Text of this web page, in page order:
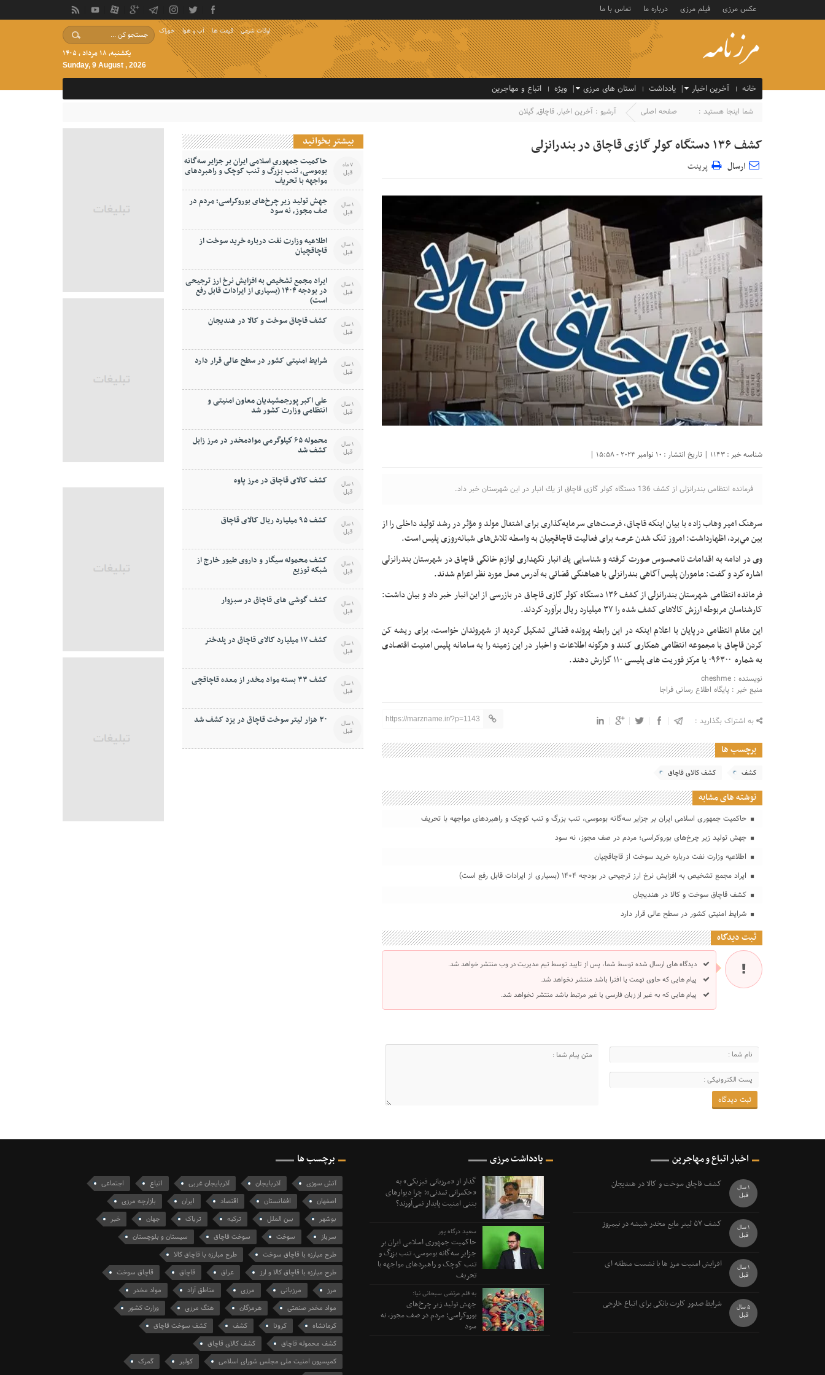
عکس مرزی فیلم مرزی درباره ما تماس با ما
خوراک آب و هوا قیمت ها اوقات شرعی
یکشنبه, ۱۸ مرداد , ۱۴۰۵
Sunday, 9 August , 2026
خانه آخرین اخبار یادداشت استان های مرزی ویژه اتباع و مهاجرین
شما اینجا هستید : صفحه اصلی آرشیو : آخرین اخبار, قاچاق, گیلان
کشف ۱۳۶ دستگاه کولر گازی قاچاق در بندرانزلی
ارسال پرینت
شناسه خبر : 1143 | تاریخ انتشار : 10 نوامبر 2024 - 15:58 |
فرمانده انتظامی بندرانزلی از کشف 136 دستگاه کولر گازی قاچاق از يك انبار در اين شهرستان خبر داد.
سرهنگ امير وهاب زاده با بيان اينكه قاچاق، فرصت‌های سرمايه‌گذاری برای اشتغال مولد و مؤثر در رشد توليد داخلی را از
بين مي‌برد، اظهارداشت: امروز تنگ شدن عرصه برای فعاليت قاچاقچيان به واسطه تلاش‌های شبانه‌روزی پليس است.
وی در ادامه به اقدامات نامحسوس صورت گرفته و شناسايی يك انبار نگهداری لوازم خانگی قاچاق در شهرستان بندرانزلی
اشاره كرد و گفت: ماموران پليس آگاهی بندرانزلی با هماهنگی قضائی به آدرس محل مورد نظر اعزام شدند.
فرمانده انتظامی شهرستان بندرانزلی از كشف ۱۳۶ دستگاه کولر گازی قاچاق در بازرسی از اين انبار خبر داد و بيان داشت:
کارشناسان مربوطه ارزش کالاهای کشف شده را ۳۷ ميليارد ريال برآورد كردند.
اين مقام انتظامی درپايان با اعلام اينکه در اين رابطه پرونده قضائی تشکيل گرديد از شهروندان خواست، برای ريشه کن
کردن قاچاق با مجموعه انتظامی همکاری کنند و هرگونه اطلاعات و اخبار در اين زمينه را به سامانه پليس امنيت اقتصادی
به شماره ۰۹۶۳۰۰ يا مرکز فوريت های پليسی ۱۱۰ گزارش دهند.
نویسنده : cheshme
منبع خبر : پایگاه اطلاع رسانی فراجا
به اشتراک بگذارید : https://marzname.ir/?p=1143
برچسب ها
کشف کشف کالای قاچاق
نوشته های مشابه
حاکمیت جمهوری اسلامی ایران بر جزایر سه‌گانه بوموسی، تنب بزرگ و‌ تنب کوچک و راهبردهای مواجهه با تحریف
جهش تولید زیر چرخ‌های بوروکراسی؛ مردم در صف مجوز، نه سود
اطلاعیه وزارت نفت درباره خرید سوخت از قاچاقچیان
ایراد مجمع تشخیص به افزایش نرخ ارز ترجیحی در بودجه ۱۴۰۴ (بسیاری از ایرادات قابل رفع است)
کشف قاچاق سوخت و کالا در هندیجان
شرایط امنیتی کشور در سطح عالی قرار دارد
ثبت دیدگاه
دیدگاه های ارسال شده توسط شما، پس از تایید توسط تیم مدیریت در وب منتشر خواهد شد.
پیام هایی که حاوی تهمت یا افترا باشد منتشر نخواهد شد.
پیام هایی که به غیر از زبان فارسی یا غیر مرتبط باشد منتشر نخواهد شد.
بیشتر بخوانید
حاکمیت جمهوری اسلامی ایران بر جزایر سه‌گانه
بوموسی، تنب بزرگ و‌ تنب کوچک و راهبردهای
مواجهه با تحریف
7 ماه
قبل
جهش تولید زیر چرخ‌های بوروکراسی؛ مردم در
صف مجوز، نه سود 1 سال
قبل
اطلاعیه وزارت نفت درباره خرید سوخت از
قاچاقچیان 1 سال
قبل
ایراد مجمع تشخیص به افزایش نرخ ارز ترجیحی
در بودجه ۱۴۰۴ (بسیاری از ایرادات قابل رفع
است)
1 سال
قبل
کشف قاچاق سوخت و کالا در هندیجان 1 سال
قبل
شرایط امنیتی کشور در سطح عالی قرار دارد 1 سال
قبل
علی اکبر پورجمشیدیان معاون امنیتی و
انتظامی وزارت کشور شد 1 سال
قبل
محموله ۶۵ كيلوگرمی موادمخدر در مرز زابل
کشف شد 1 سال
قبل
کشف کالای قاچاق در مرز پاوه 1 سال
قبل
کشف ۹۵ ميليارد ريال کالای قاچاق 1 سال
قبل
کشف محموله سيگار و داروی طيور خارج از
شبکه توزيع 1 سال
قبل
کشف گوشی های قاچاق در سبزوار 1 سال
قبل
کشف ۱۷ ميليارد کالای قاچاق در پلدختر 1 سال
قبل
کشف ۳۳ بسته مواد مخدر از معده قاچاقچی 1 سال
قبل
۳۰ هزار ليتر سوخت قاچاق در يزد کشف شد 1 سال
قبل
اخبار اتباع و مهاجرین
کشف قاچاق سوخت و کالا در هندیجان 1 سال
قبل
کشف ۵۷ ليتر مايع مخدر شيشه در نيمروز 1 سال
قبل
افزایش امنیت مرز ها با نشست منطقه ای 1 سال
قبل
شرایط صدور کارت بانکی برای اتباع خارجی 5 سال
قبل
یادداشت مرزی
گذار از «مرزبانی فیزیکی» به
«حکمرانی تمدنی»؛ چرا دیوارهای
بتنی امنیت پایدار نمی‌آورند؟
سعید درگاه پور
حاکمیت جمهوری اسلامی ایران بر
جزایر سه‌گانه بوموسی، تنب بزرگ و‌
تنب کوچک و راهبردهای مواجهه با
تحریف
به قلم مرتضی سبحانی نیا:
جهش تولید زیر چرخ‌های
بوروکراسی؛ مردم در صف مجوز، نه
سود
برچسب ها
آتش سوزی آذربایجان آذربایجان غربی اتباع
اجتماعی
اصفهان
افغانستان اقتصاد ایران
بازارچه مرزی
بوشهر
بین الملل ترکیه تریاک جهان
خبر
سرباز
سوخت سوخت قاچاق
سیستان و بلوچستان
طرح مبارزه با قاچاق سوخت
طرح مبارزه با قاچاق کالا
طرح مبارزه با قاچاق کالا و ارز
عراق قاچاق
قاچاق سوخت
مرز
مرزبانی مرزی مناطق آزاد
مواد مخدر
مواد مخدر صنعتی
هرمزگان هنگ مرزی
وزارت کشور
کرمانشاه
کرونا کشف
کشف سوخت قاچاق
کشف محموله قاچاق
کشف کالای قاچاق
کمیسیون امنیت ملی مجلس شورای اسلامی
کولبر
گمرک